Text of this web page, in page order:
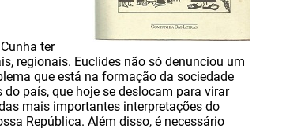
ter
regionais. Euclides não só denunciou um
que está na formação da sociedade
país, que hoje se deslocam para virar
mais importantes interpretações do
República. Além disso, é necessário